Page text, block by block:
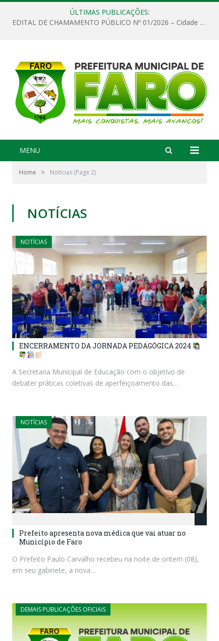
ÚLTIMAS PUBLICAÇÕES:
EDITAL DE CHAMAMENTO PÚBLICO Nº 01/2026 – Cidade de Faro
MENU
Home » Notícias (Page 2)
NOTÍCIAS
NOTÍCIAS
ENCERRAMENTO DA JORNADA PEDAGÓGICA 2024
A Secretaria Municipal de Educação com o objetivo de
debater práticas coletivas de aperfeiçoamento das…
NOTÍCIAS
Prefeito apresenta nova médica que vai atuar no
Município de Faro
O Prefeito Paulo Carvalho recebeu na noite de ontem (08),
em seu gabinete, a nova…
DEMAIS PUBLICAÇÕES OFICIAIS